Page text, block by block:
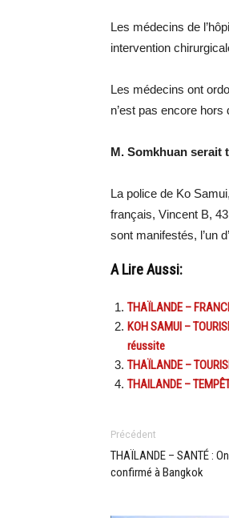
Les médecins de
intervention
Les médecins ont
n’est pas encore hors
M. Somkhuan serait
La police de Ko
français, Vincent B,
sont manifestés, l’un
A Lire Aussi:
THAÏLANDE –
KOH SAMUI –
réussite
THAÏLANDE –
THAILANDE –
Précédent
THAÏLANDE – SANTÉ :
confirmé à Bangkok